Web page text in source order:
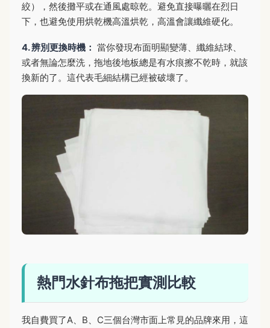
絞），然後攤平或在通風處晾乾。避免直接曝曬在烈日
下，也避免使用烘乾機高溫烘乾，高溫會讓纖維硬化。
4. 辨別更換時機： 當你發現布面明顯變薄、纖維結球、
或者無論怎麼洗，拖地後地板總是有水痕擦不乾時，就該
換新的了。這代表毛細結構已經被破壞了。
熱門水針布拖把實測比較
我自費買了A、B、C三個台灣市面上常見的品牌來用，這